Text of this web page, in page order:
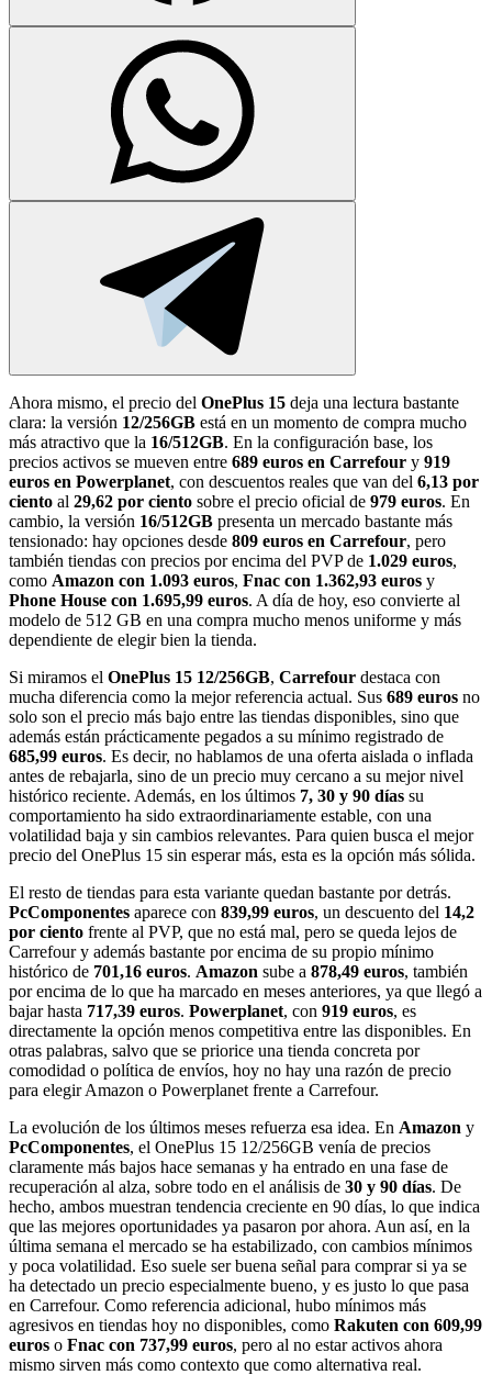
Ahora mismo, el precio del OnePlus 15 deja una lectura bastante
clara: la versión 12/256GB está en un momento de compra mucho
más atractivo que la 16/512GB. En la configuración base, los
precios activos se mueven entre 689 euros en Carrefour y 919
euros en Powerplanet, con descuentos reales que van del 6,13 por
ciento al 29,62 por ciento sobre el precio oficial de 979 euros. En
cambio, la versión 16/512GB presenta un mercado bastante más
tensionado: hay opciones desde 809 euros en Carrefour, pero
también tiendas con precios por encima del PVP de 1.029 euros,
como Amazon con 1.093 euros, Fnac con 1.362,93 euros y
Phone House con 1.695,99 euros. A día de hoy, eso convierte al
modelo de 512 GB en una compra mucho menos uniforme y más
dependiente de elegir bien la tienda.
Si miramos el OnePlus 15 12/256GB, Carrefour destaca con
mucha diferencia como la mejor referencia actual. Sus 689 euros no
solo son el precio más bajo entre las tiendas disponibles, sino que
además están prácticamente pegados a su mínimo registrado de
685,99 euros. Es decir, no hablamos de una oferta aislada o inflada
antes de rebajarla, sino de un precio muy cercano a su mejor nivel
histórico reciente. Además, en los últimos 7, 30 y 90 días su
comportamiento ha sido extraordinariamente estable, con una
volatilidad baja y sin cambios relevantes. Para quien busca el mejor
precio del OnePlus 15 sin esperar más, esta es la opción más sólida.
El resto de tiendas para esta variante quedan bastante por detrás.
PcComponentes aparece con 839,99 euros, un descuento del 14,2
por ciento frente al PVP, que no está mal, pero se queda lejos de
Carrefour y además bastante por encima de su propio mínimo
histórico de 701,16 euros. Amazon sube a 878,49 euros, también
por encima de lo que ha marcado en meses anteriores, ya que llegó a
bajar hasta 717,39 euros. Powerplanet, con 919 euros, es
directamente la opción menos competitiva entre las disponibles. En
otras palabras, salvo que se priorice una tienda concreta por
comodidad o política de envíos, hoy no hay una razón de precio
para elegir Amazon o Powerplanet frente a Carrefour.
La evolución de los últimos meses refuerza esa idea. En Amazon y
PcComponentes, el OnePlus 15 12/256GB venía de precios
claramente más bajos hace semanas y ha entrado en una fase de
recuperación al alza, sobre todo en el análisis de 30 y 90 días. De
hecho, ambos muestran tendencia creciente en 90 días, lo que indica
que las mejores oportunidades ya pasaron por ahora. Aun así, en la
última semana el mercado se ha estabilizado, con cambios mínimos
y poca volatilidad. Eso suele ser buena señal para comprar si ya se
ha detectado un precio especialmente bueno, y es justo lo que pasa
en Carrefour. Como referencia adicional, hubo mínimos más
agresivos en tiendas hoy no disponibles, como Rakuten con 609,99
euros o Fnac con 737,99 euros, pero al no estar activos ahora
mismo sirven más como contexto que como alternativa real.